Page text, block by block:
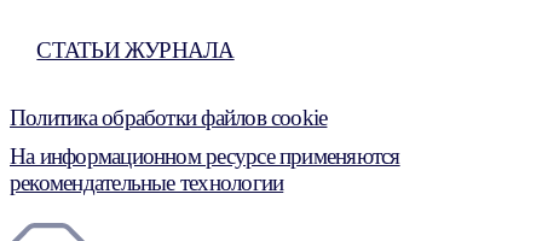
СТАТЬИ ЖУРНАЛА
Политика обработки файлов cookie
На информационном ресурсе применяются
рекомендательные технологии